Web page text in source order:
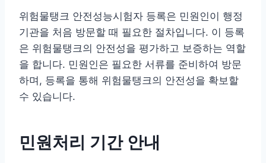
위험물탱크 안전성능시험자 등록은 민원인이 행정
기관을 처음 방문할 때 필요한 절차입니다. 이 등록
은 위험물탱크의 안전성을 평가하고 보증하는 역할
을 합니다. 민원인은 필요한 서류를 준비하여 방문
하며, 등록을 통해 위험물탱크의 안전성을 확보할
수 있습니다.
민원처리 기간 안내